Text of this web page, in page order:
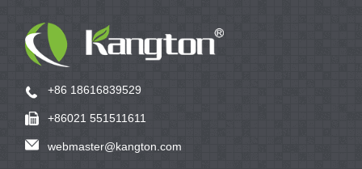
+86 18616839529
+86021 551511611
webmaster@kangton.com